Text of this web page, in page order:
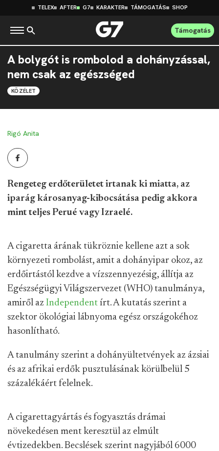
TELEX AFTER G7 KARAKTER TÁMOGATÁS SHOP
Támogatás
A bolygót is rombolod a dohányzással,
nem csak az egészséged
KÖZÉLET
Rigó Anita
Rengeteg erdőterületet irtanak ki miatta, az
iparág károsanyag-kibocsátása pedig akkora
mint teljes Perué vagy Izraelé.
A cigaretta árának tükröznie kellene azt a sok
környezeti rombolást, amit a dohányipar okoz, az
erdőirtástól kezdve a vízszennyezésig, állítja az
Egészségügyi Világszervezet (WHO) tanulmánya,
amiről az Independent írt. A kutatás szerint a
szektor ökológiai lábnyoma egész országokéhoz
hasonlítható.
A tanulmány szerint a dohányültetvények az ázsiai
és az afrikai erdők pusztulásának körülbelül 5
százalékáért felelnek.
A cigarettagyártás és fogyasztás drámai
növekedésen ment keresztül az elmúlt
évtizedekben. Becslések szerint nagyjából 6000